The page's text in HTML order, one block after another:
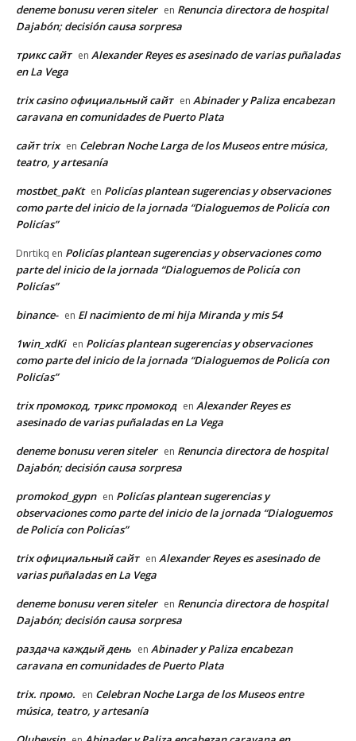
deneme bonusu veren siteler en Renuncia directora de hospital
Dajabón; decisión causa sorpresa
трикс сайт en Alexander Reyes es asesinado de varias puñaladas
en La Vega
trix casino официальный сайт en Abinader y Paliza encabezan
caravana en comunidades de Puerto Plata
сайт trix en Celebran Noche Larga de los Museos entre música,
teatro, y artesanía
mostbet_paKt en Policías plantean sugerencias y observaciones
como parte del inicio de la jornada “Dialoguemos de Policía con
Policías”
Dnrtikq en Policías plantean sugerencias y observaciones como
parte del inicio de la jornada “Dialoguemos de Policía con
Policías”
binance- en El nacimiento de mi hija Miranda y mis 54
1win_xdKi en Policías plantean sugerencias y observaciones
como parte del inicio de la jornada “Dialoguemos de Policía con
Policías”
trix промокод, трикс промокод en Alexander Reyes es
asesinado de varias puñaladas en La Vega
deneme bonusu veren siteler en Renuncia directora de hospital
Dajabón; decisión causa sorpresa
promokod_gypn en Policías plantean sugerencias y
observaciones como parte del inicio de la jornada “Dialoguemos
de Policía con Policías”
trix официальный сайт en Alexander Reyes es asesinado de
varias puñaladas en La Vega
deneme bonusu veren siteler en Renuncia directora de hospital
Dajabón; decisión causa sorpresa
раздача каждый день en Abinader y Paliza encabezan
caravana en comunidades de Puerto Plata
trix. промо. en Celebran Noche Larga de los Museos entre
música, teatro, y artesanía